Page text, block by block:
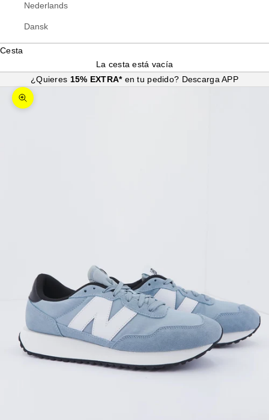
Nederlands
Dansk
Cesta
La cesta está vacía
¿Quieres 15% EXTRA* en tu pedido? Descarga APP
Zoom